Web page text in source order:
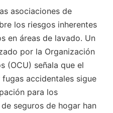
asociaciones de
los riesgos inherentes
en áreas de lavado. Un
por la Organización
(OCU) señala que el
accidentales sigue
para los
seguros de hogar han